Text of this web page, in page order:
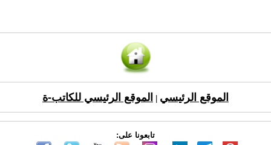
الموقع الرئيسي الموقع الرئيسي للكاتب-ة
تابعونا على: